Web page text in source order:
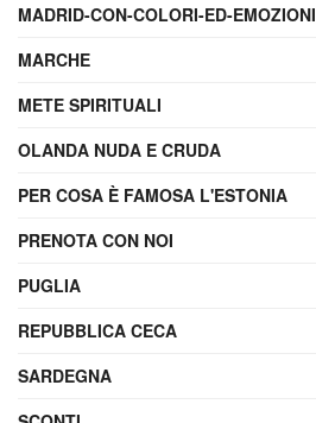
MADRID-CON-COLORI-ED-EMOZIONI
MARCHE
METE SPIRITUALI
OLANDA NUDA E CRUDA
PER COSA È FAMOSA L'ESTONIA
PRENOTA CON NOI
PUGLIA
REPUBBLICA CECA
SARDEGNA